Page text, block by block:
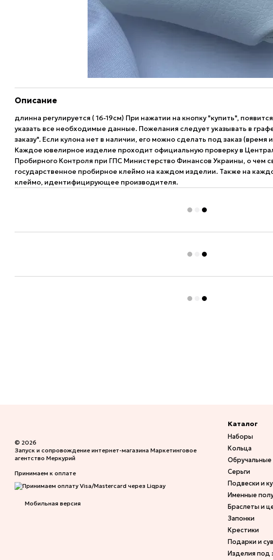
Описание
длинна регулируется ( 16-19см) При нажатии на кнопку "купить",
указать все необходимые данные. Пожелания следует указывать в
заказу". Если кулона нет в наличии, его можно сделать под заказ (время
Каждое ювелирное изделие проходит официальную проверку в
Пробирного Контроля при ГПС Министерство Финансов Украины, о чем
государственное пробирное клеймо на каждом изделии. Также на
клеймо, идентифицирующее производителя.
© 2026
Запуск и сопровождение интернет-магазина Маркетинговое
агентство Меркурий
Принимаем к оплате
Мобильная версия
Каталог
Наборы
Кольца
Обручальные
Серьги
Подвески и
Именные
Браслеты и
Запонки
Крестики
Подарки и
Изделия под